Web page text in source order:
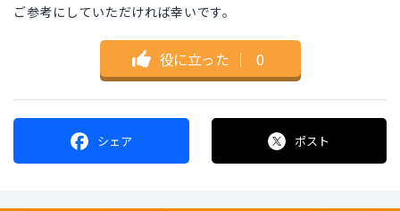
ご参考にしていただければ幸いです。
役に立った ｜ 0
シェア ポスト